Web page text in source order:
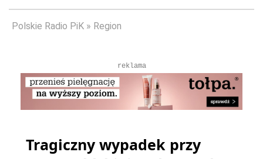
Polskie Radio PiK Region
reklama
Tragiczny wypadek przy